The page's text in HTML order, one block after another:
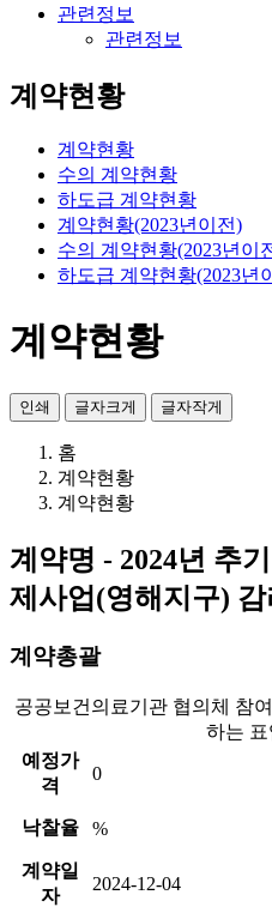
관련정보
관련정보
계약현황
계약현황
수의 계약현황
하도급 계약현황
계약현황(2023년이전)
수의 계약현황(2023년이
하도급 계약현황(2023년
계약현황
인쇄 글자크게 글자작게
홈
계약현황
계약현황
계약명 - 2024년 추
제사업(영해지구) 감
계약총괄
공공보건의료기관 협의체 참
하는
예정가
격
0
낙찰율 %
계약일
자
2024-12-04